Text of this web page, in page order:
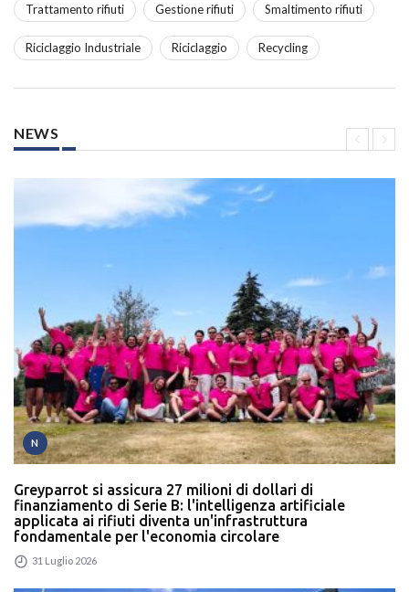
Trattamento rifiuti Gestione rifiuti Smaltimento rifiuti
Riciclaggio Industriale Riciclaggio Recycling
NEWS
N
Greyparrot si assicura 27 milioni di dollari di
finanziamento di Serie B: l'intelligenza artificiale
applicata ai rifiuti diventa un'infrastruttura
fondamentale per l'economia circolare
31 Luglio 2026